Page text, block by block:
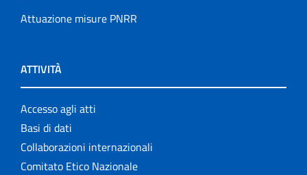
Attuazione misure PNRR
ATTIVITÀ
Accesso agli atti
Basi di dati
Collaborazioni internazionali
Comitato Etico Nazionale